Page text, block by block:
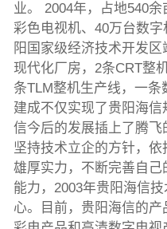
业。 2004年，占地540
彩色电视机、40万台数
阳国家级经济技术开发
现代化厂房，2条CRT整
条TLM整机生产线，一
建成不仅实现了贵阳海
信今后的发展插上了腾
坚持技术立企的方针，
雄厚实力，不断完善自
能力，2003年贵阳海信
心。目前，贵阳海信的